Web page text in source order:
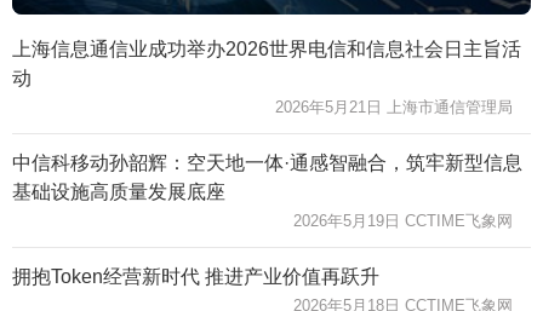
上海信息通信业成功举办2026世界电信和信息社会日主旨活
动
2026年5月21日 上海市通信管理局
中信科移动孙韶辉：空天地一体·通感智融合，筑牢新型信息
基础设施高质量发展底座
2026年5月19日 CCTIME飞象网
拥抱Token经营新时代 推进产业价值再跃升
2026年5月18日 CCTIME飞象网